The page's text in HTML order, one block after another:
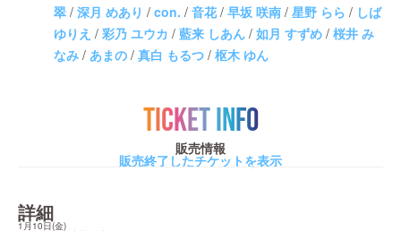
翠 / 深月 めあり / con. / 音花/ 早坂 咲南 / 星野 らら / しば
ゆりえ / 彩乃 ユウカ / 藍来 しあん / 如月 すずめ / 桜井 み
なみ / あまの / 真白 もるつ / 枢木 ゆん
TICKET INFO
販売情報
販売終了したチケットを表示
詳細
1月10日(金)